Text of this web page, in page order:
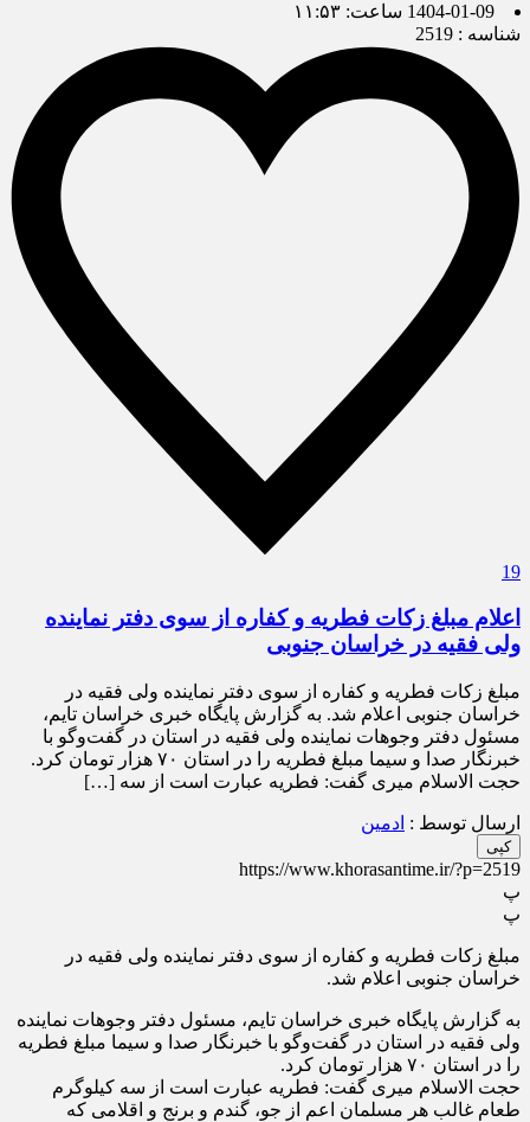
1404-01-09 ساعت: ۱۱:۵۳
شناسه : 2519
19
اعلام مبلغ زکات فطریه و کفاره از سوی دفتر نماینده
ولی فقیه در خراسان جنوبی
مبلغ زکات فطریه و کفاره از سوی دفتر نماینده ولی فقیه در
خراسان جنوبی اعلام شد. به گزارش پایگاه خبری خراسان تایم،
مسئول دفتر وجوهات نماینده ولی فقیه در استان در گفت‌و‌گو با
خبرنگار صدا و سیما مبلغ فطریه را در استان ۷۰ هزار تومان کرد.
حجت الاسلام میری گفت: فطریه عبارت است از سه […]
ارسال توسط : ادمین
کپی
https://www.khorasantime.ir/?p=2519
پ
پ
مبلغ زکات فطریه و کفاره از سوی دفتر نماینده ولی فقیه در
خراسان جنوبی اعلام شد.
به گزارش پایگاه خبری خراسان تایم، مسئول دفتر وجوهات نماینده
ولی فقیه در استان در گفت‌و‌گو با خبرنگار صدا و سیما مبلغ فطریه
را در استان ۷۰ هزار تومان کرد.
حجت الاسلام میری گفت: فطریه عبارت است از سه کیلوگرم
طعام غالب هر مسلمان اعم از جو، گندم و برنج و اقلامی که